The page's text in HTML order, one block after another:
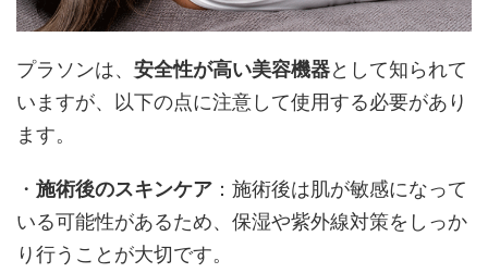
プラソンは、 安全性が高い美容機器として知られて
いますが、以下の点に注意して使用する必要があり
ます。
・ 施術後のスキンケア ：施術後は肌が敏感になって
いる可能性があるため、保湿や紫外線対策をしっか
り行うことが大切です。